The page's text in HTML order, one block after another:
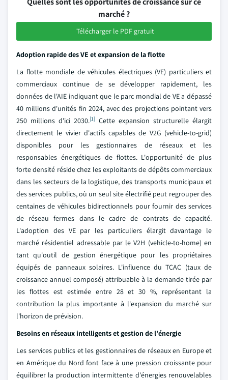
marché ?
Télécharger le PDF gratuit
Adoption rapide des VE et expansion de la flotte
La flotte mondiale de véhicules électriques (VE) particuliers et
commerciaux continue de se développer rapidement, les
données de l'AIE indiquant que le parc mondial de VE a dépassé
40 millions d'unités fin 2024, avec des projections pointant vers
250 millions d'ici 2030.[1] Cette expansion structurelle élargit
directement le vivier d'actifs capables de V2G (vehicle-to-grid)
disponibles pour les gestionnaires de réseaux et les
responsables énergétiques de flottes. L'opportunité de plus
forte densité réside chez les exploitants de dépôts commerciaux
dans les secteurs de la logistique, des transports municipaux et
des services publics, où un seul site électrifié peut regrouper des
centaines de véhicules bidirectionnels pour fournir des services
de réseau fermes dans le cadre de contrats de capacité.
L'adoption des VE par les particuliers élargit davantage le
marché résidentiel adressable par le V2H (vehicle-to-home) en
tant qu'outil de gestion énergétique pour les propriétaires
équipés de panneaux solaires. L'influence du TCAC (taux de
croissance annuel composé) attribuable à la demande tirée par
les flottes est estimée entre 28 et 30 %, représentant la
contribution la plus importante à l'expansion du marché sur
l'horizon de prévision.
Besoins en réseaux intelligents et gestion de l'énergie
Les services publics et les gestionnaires de réseaux en Europe et
en Amérique du Nord font face à une pression croissante pour
équilibrer la production intermittente d'énergies renouvelables